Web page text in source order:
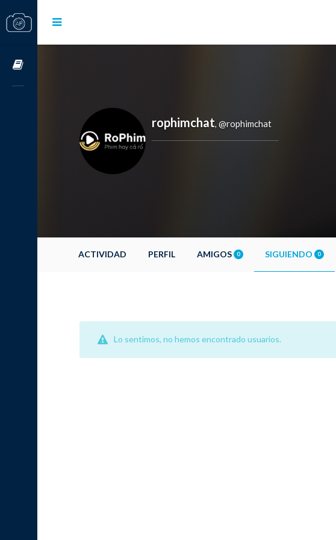
rophimchat, @rophimchat
ACTIVIDAD PERFIL AMIGOS 0 SIGUIENDO 0
Lo sentimos, no hemos encontrado usuarios.